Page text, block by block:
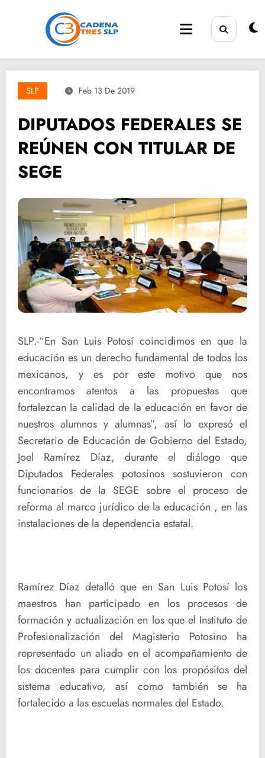
SLP Feb 13 De 2019
DIPUTADOS FEDERALES SE
REÚNEN CON TITULAR DE
SEGE
SLP.-“En San Luis Potosí coincidimos en que la
educación es un derecho fundamental de todos los
mexicanos, y es por este motivo que nos
encontramos atentos a las propuestas que
fortalezcan la calidad de la educación en favor de
nuestros alumnos y alumnas”, así lo expresó el
Secretario de Educación de Gobierno del Estado,
Joel Ramírez Díaz, durante el diálogo que
Diputados Federales potosinos sostuvieron con
funcionarios de la SEGE sobre el proceso de
reforma al marco jurídico de la educación , en las
instalaciones de la dependencia estatal.
Ramírez Díaz detalló que en San Luis Potosí los
maestros han participado en los procesos de
formación y actualización en los que el Instituto de
Profesionalización del Magisterio Potosino ha
representado un aliado en el acompañamiento de
los docentes para cumplir con los propósitos del
sistema educativo, así como también se ha
fortalecido a las escuelas normales del Estado.